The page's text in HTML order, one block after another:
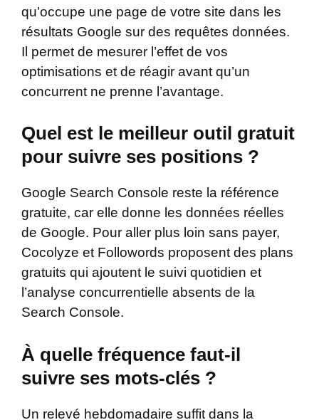
qu’occupe une page de votre site dans les
résultats Google sur des requêtes données.
Il permet de mesurer l’effet de vos
optimisations et de réagir avant qu’un
concurrent ne prenne l’avantage.
Quel est le meilleur outil gratuit
pour suivre ses positions ?
Google Search Console reste la référence
gratuite, car elle donne les données réelles
de Google. Pour aller plus loin sans payer,
Cocolyze et Followords proposent des plans
gratuits qui ajoutent le suivi quotidien et
l’analyse concurrentielle absents de la
Search Console.
À quelle fréquence faut-il
suivre ses mots-clés ?
Un relevé hebdomadaire suffit dans la